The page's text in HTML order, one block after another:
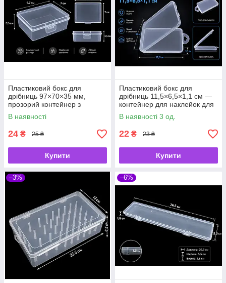
Пластиковий бокс для
дрібниць 97×70×35 мм,
прозорий контейнер з
відкидною кришкою
В наявності
24 ₴ 25 ₴
Купити
Пластиковий бокс для
дрібниць 11,5×6,5×1,1 см —
контейнер для наклейок для
повік, матуючих серветок та
накладних вій
В наявності 3 од.
22 ₴ 23 ₴
Купити
–3% –6%